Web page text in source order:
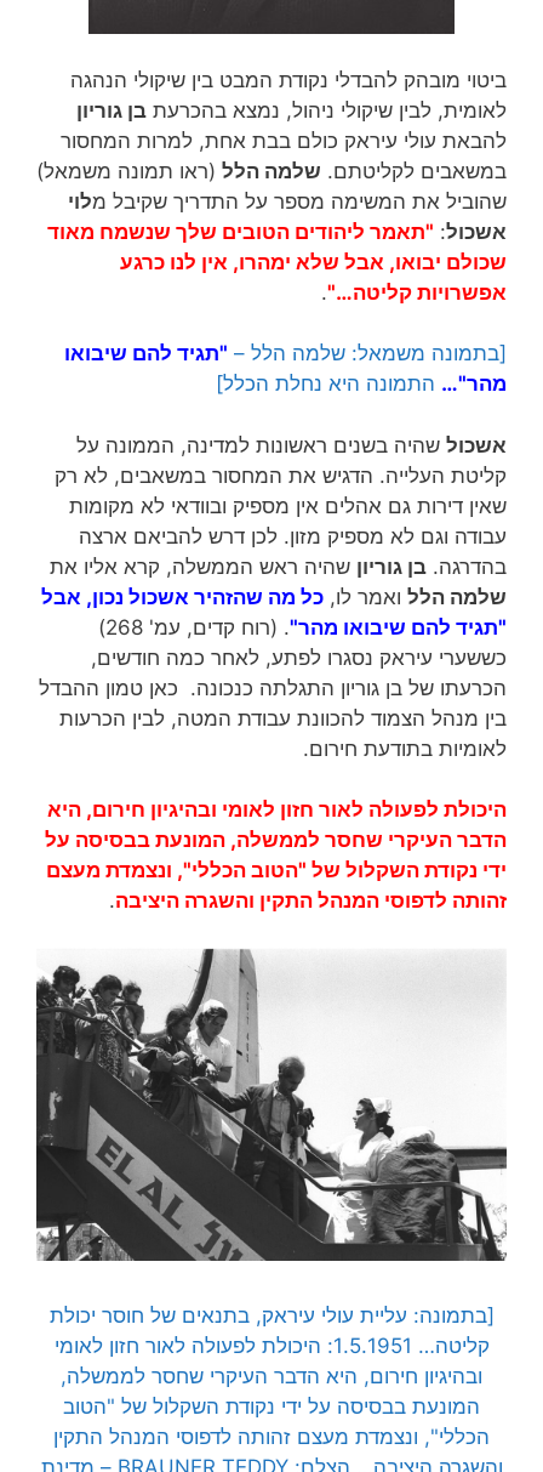
ביטוי מובהק להבדלי נקודת המבט בין שיקולי הנהגה
לאומית, לבין שיקולי ניהול, נמצא בהכרעת בן גוריון
להבאת עולי עיראק כולם בבת אחת, למרות המחסור
במשאבים לקליטתם. שלמה הלל (ראו תמונה משמאל)
שהוביל את המשימה מספר על התדריך שקיבל מלוי
אשכול: "תאמר ליהודים הטובים שלך שנשמח מאוד
שכולם יבואו, אבל שלא ימהרו, אין לנו כרגע
אפשרויות קליטה…".
[בתמונה משמאל: שלמה הלל – "תגיד להם שיבואו
מהר"… התמונה היא נחלת הכלל]
אשכול שהיה בשנים ראשונות למדינה, הממונה על
קליטת העלייה. הדגיש את המחסור במשאבים, לא רק
שאין דירות גם אהלים אין מספיק ובוודאי לא מקומות
עבודה וגם לא מספיק מזון. לכן דרש להביאם ארצה
בהדרגה. בן גוריון שהיה ראש הממשלה, קרא אליו את
שלמה הלל ואמר לו, כל מה שהזהיר אשכול נכון, אבל
"תגיד להם שיבואו מהר"
. (רוח קדים, עמ' 268)
כששערי עיראק נסגרו לפתע, לאחר כמה חודשים,
הכרעתו של בן גוריון התגלתה כנכונה. כאן טמון ההבדל
בין מנהל הצמוד להכוונת עבודת המטה, לבין הכרעות
לאומיות בתודעת חירום.
היכולת לפעולה לאור חזון לאומי ובהיגיון חירום, היא
הדבר העיקרי שחסר לממשלה, המונעת בבסיסה על
ידי נקודת השקלול של "הטוב הכללי", ונצמדת מעצם
זהותה לדפוסי המנהל התקין והשגרה היציבה.
[בתמונה: עליית עולי עיראק, בתנאים של חוסר יכולת
קליטה… 1.5.1951: היכולת לפעולה לאור חזון לאומי
ובהיגיון חירום, היא הדבר העיקרי שחסר לממשלה,
המונעת בבסיסה על ידי נקודת השקלול של "הטוב
הכללי", ונצמדת מעצם זהותה לדפוסי המנהל התקין
והשגרה היציבה… הצלם:BRAUNER TEDDY
– מדינת